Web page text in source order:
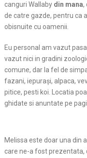
canguri Wallaby din mana,
de catre gazde, pentru ca
obisnuite cu oamenii.
Eu personal am vazut
vazut nici in gradini
comune, dar la fel de
fazani, iepurași, alpaca,
pitice, pesti koi. Locatia
ghidate si anuntate pe
Melissa este doar una din
care ne-a fost prezentata,